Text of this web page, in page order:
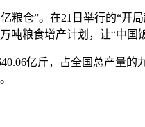
仓”。在21日举行的“开
粮食增产计划，让“中国
亿斤，占全国总产量的